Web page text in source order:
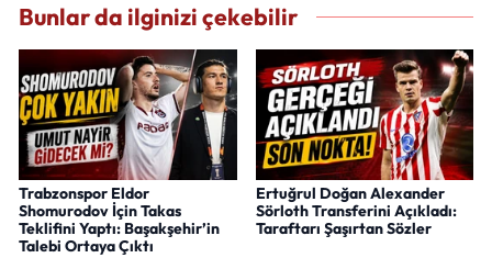
Bunlar da ilginizi çekebilir
Trabzonspor Eldor
Shomurodov İçin Takas
Teklifini Yaptı: Başakşehir’in
Talebi Ortaya Çıktı
Ertuğrul Doğan Alexander
Sörloth Transferini Açıkladı:
Taraftarı Şaşırtan Sözler